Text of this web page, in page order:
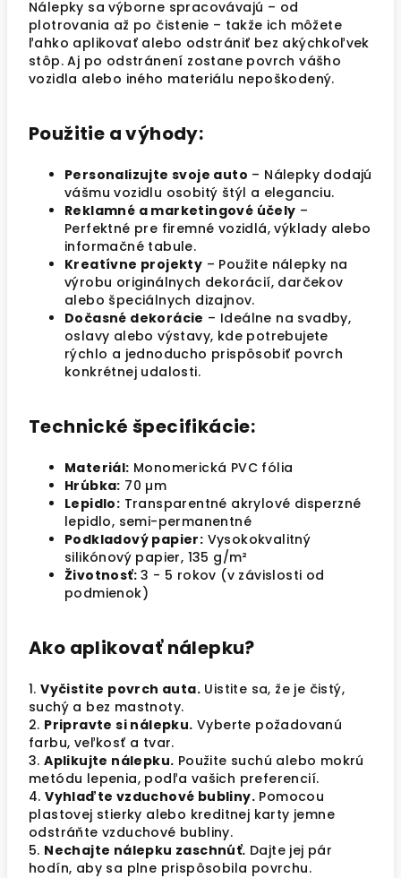
Nálepky sa výborne spracovávajú – od
plotrovania až po čistenie – takže ich môžete
ľahko aplikovať alebo odstrániť bez akýchkoľvek
stôp. Aj po odstránení zostane povrch vášho
vozidla alebo iného materiálu nepoškodený.
Použitie a výhody:
Personalizujte svoje auto – Nálepky dodajú
vášmu vozidlu osobitý štýl a eleganciu.
Reklamné a marketingové účely –
Perfektné pre firemné vozidlá, výklady alebo
informačné tabule.
Kreatívne projekty – Použite nálepky na
výrobu originálnych dekorácií, darčekov
alebo špeciálnych dizajnov.
Dočasné dekorácie – Ideálne na svadby,
oslavy alebo výstavy, kde potrebujete
rýchlo a jednoducho prispôsobiť povrch
konkrétnej udalosti.
Technické špecifikácie:
Materiál: Monomerická PVC fólia
Hrúbka: 70 µm
Lepidlo: Transparentné akrylové disperzné
lepidlo, semi-permanentné
Podkladový papier: Vysokokvalitný
silikónový papier, 135 g/m²
Životnosť: 3 - 5 rokov (v závislosti od
podmienok)
Ako aplikovať nálepku?
1.Vyčistite povrch auta. Uistite sa, že je čistý,
suchý a bez mastnoty.
2. Pripravte si nálepku. Vyberte požadovanú
farbu, veľkosť a tvar.
3.Aplikujte nálepku. Použite suchú alebo mokrú
metódu lepenia, podľa vašich preferencií.
4.Vyhlaďte vzduchové bubliny. Pomocou
plastovej stierky alebo kreditnej karty jemne
odstráňte vzduchové bubliny.
5. Nechajte nálepku zaschnúť. Dajte jej pár
hodín, aby sa plne prispôsobila povrchu.